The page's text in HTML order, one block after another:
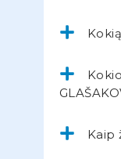
Kaip